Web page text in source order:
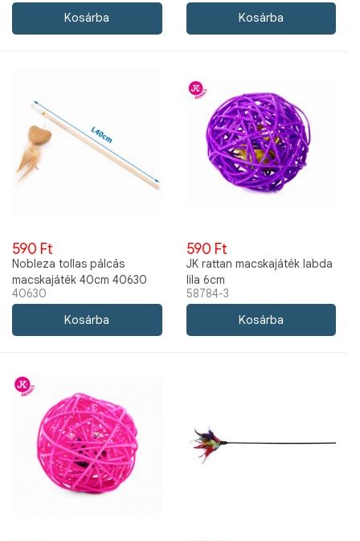
590 Ft
Nobleza tollas pálcás
macskajáték 40cm 40630
40630
590 Ft
JK rattan macskajáték labda
lila 6cm
58784-3